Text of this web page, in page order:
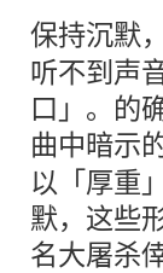
保持沉默
听不到声
口」。的
曲中暗示的
以「厚重
默，这些
名大屠杀